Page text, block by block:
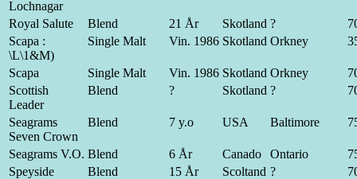
Lochnagar
Royal Salute Blend 21 År Skotland ?
Scapa :
\L\1&M)
Single Malt Vin. 1986 Skotland Orkney
Scapa Single Malt Vin. 1986 Skotland Orkney
Scottish
Leader
Blend ? Skotland ?
Seagrams
Seven Crown
Blend 7 y.o USA Baltimore
Seagrams V.O. Blend 6 År Canado Ontario
Speyside
Blend 15 År Scoltand ?